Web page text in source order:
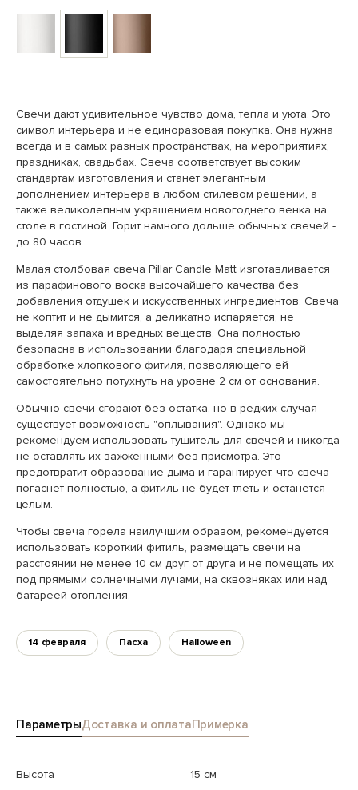
Свечи дают удивительное чувство дома, тепла и уюта. Это
символ интерьера и не единоразовая покупка. Она нужна
всегда и в самых разных пространствах, на мероприятиях,
праздниках, свадьбах. Свеча соответствует высоким
стандартам изготовления и станет элегантным
дополнением интерьера в любом стилевом решении, а
также великолепным украшением новогоднего венка на
столе в гостиной. Горит намного дольше обычных свечей -
до 80 часов.
Малая столбовая свеча Pillar Candle Matt изготавливается
из парафинового воска высочайшего качества без
добавления отдушек и искусственных ингредиентов. Свеча
не коптит и не дымится, а деликатно испаряется, не
выделяя запаха и вредных веществ. Она полностью
безопасна в использовании благодаря специальной
обработке хлопкового фитиля, позволяющего ей
самостоятельно потухнуть на уровне 2 см от основания.
Обычно свечи сгорают без остатка, но в редких случая
существует возможность "оплывания". Однако мы
рекомендуем использовать тушитель для свечей и никогда
не оставлять их зажжёнными без присмотра. Это
предотвратит образование дыма и гарантирует, что свеча
погаснет полностью, а фитиль не будет тлеть и останется
целым.
Чтобы свеча горела наилучшим образом, рекомендуется
использовать короткий фитиль, размещать свечи на
расстоянии не менее 10 см друг от друга и не помещать их
под прямыми солнечными лучами, на сквозняках или над
батареей отопления.
14 февраля Пасха Halloween
ПараметрыДоставка и оплатаПримерка
Высота
15 см